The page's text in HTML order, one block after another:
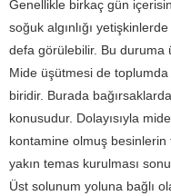
Genellikle birkaç gün
soğuk algınlığı
defa görülebilir. Bu duruma
Mide üşütmesi de toplumda
biridir. Burada
konusudur. Dolayısıyla
kontamine olmuş
yakın temas kurulması
Üst solunum yoluna bağlı